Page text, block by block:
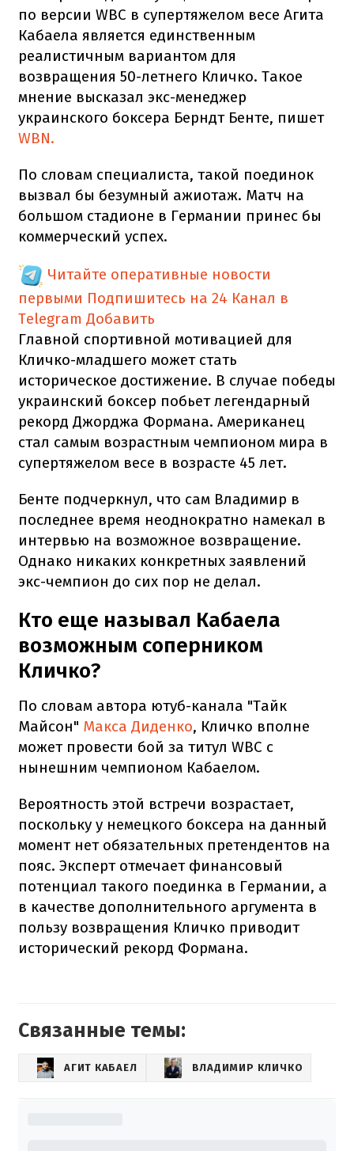
по версии WBC в супертяжелом весе Агита
Кабаела является единственным
реалистичным вариантом для
возвращения 50-летнего Кличко. Такое
мнение высказал экс-менеджер
украинского боксера Берндт Бенте, пишет
WBN.
По словам специалиста, такой поединок
вызвал бы безумный ажиотаж. Матч на
большом стадионе в Германии принес бы
коммерческий успех.
Читайте оперативные новости
первыми Подпишитесь на 24 Канал в
Telegram Добавить
Главной спортивной мотивацией для
Кличко-младшего может стать
историческое достижение. В случае победы
украинский боксер побьет легендарный
рекорд Джорджа Формана. Американец
стал самым возрастным чемпионом мира в
супертяжелом весе в возрасте 45 лет.
Бенте подчеркнул, что сам Владимир в
последнее время неоднократно намекал в
интервью на возможное возвращение.
Однако никаких конкретных заявлений
экс-чемпион до сих пор не делал.
Кто еще называл Кабаела
возможным соперником
Кличко?
По словам автора ютуб-канала "Тайк
Майсон" Макса Диденко, Кличко вполне
может провести бой за титул WBC с
нынешним чемпионом Кабаелом.
Вероятность этой встречи возрастает,
поскольку у немецкого боксера на данный
момент нет обязательных претендентов на
пояс. Эксперт отмечает финансовый
потенциал такого поединка в Германии, а
в качестве дополнительного аргумента в
пользу возвращения Кличко приводит
исторический рекорд Формана.
Связанные темы:
АГИТ КАБАЕЛ ВЛАДИМИР КЛИЧКО